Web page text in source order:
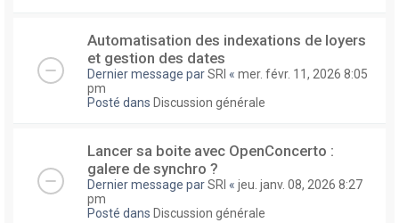
Automatisation des indexations de loyers
et gestion des dates
Dernier message parSRI « mer. févr. 11, 2026 8:05
pm
Posté dans Discussion générale
Lancer sa boite avec OpenConcerto :
galere de synchro ?
Dernier message parSRI « jeu. janv. 08, 2026 8:27
pm
Posté dans Discussion générale